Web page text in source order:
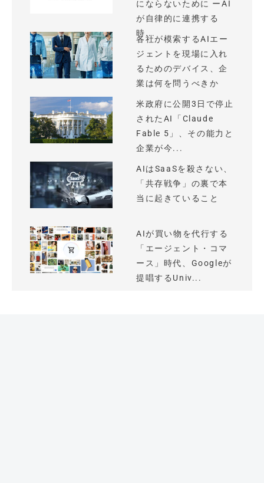
にならないために ーAI
が自律的に連携する
時...
各社が模索するAIエー
ジェントを現場に入れ
るためのデバイス、企
業は何を問うべきか
米政府に公開3日で停止
されたAI「Claude
Fable 5」、その能力と
企業が今...
AIはSaaSを殺さない、
「共存戦争」の裏で本
当に起きていること
AIが買い物を代行する
「エージェント・コマ
ース」時代、Googleが
提唱するUniv...